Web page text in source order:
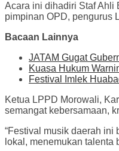
Acara ini dihadiri Staf Ahli
pimpinan OPD, pengurus
Bacaan Lainnya
JATAM Gugat
Kuasa Hukum
Festival Imlek
Ketua LPPD Morowali,
semangat kebersamaan,
“Festival musik daerah
lokal, menemukan talenta